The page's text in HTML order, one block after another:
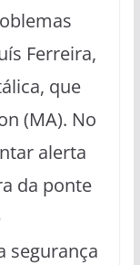
Ferreira,
que
(MA). No
alerta
da ponte
segurança